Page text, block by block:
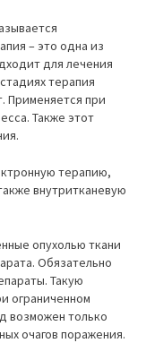
– это одна из
для лечения
терапия
Применяется при
Также этот
терапию,
внутритканевую
опухолью ткани
Обязательно
Такую
ограниченном
возможен только
очагов поражения.